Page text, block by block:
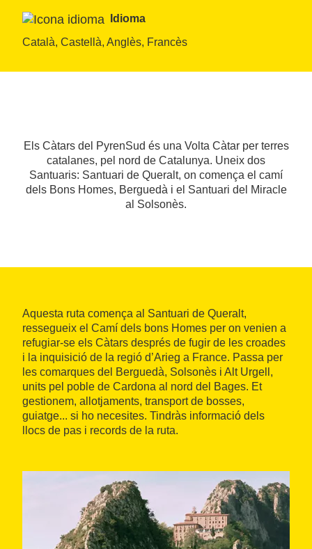
Idioma
Català, Castellà, Anglès, Francès
Els Càtars del PyrenSud és una Volta Càtar per terres
catalanes, pel nord de Catalunya. Uneix dos
Santuaris: Santuari de Queralt, on comença el camí
dels Bons Homes, Berguedà i el Santuari del Miracle
al Solsonès.
Aquesta ruta comença al Santuari de Queralt,
ressegueix el Camí dels bons Homes per on venien a
refugiar-se els Càtars després de fugir de les croades
i la inquisició de la regió d’Arieg a France. Passa per
les comarques del Berguedà, Solsonès i Alt Urgell,
units pel poble de Cardona al nord del Bages. Et
gestionem, allotjaments, transport de bosses,
guiatge... si ho necesites. Tindràs informació dels
llocs de pas i records de la ruta.